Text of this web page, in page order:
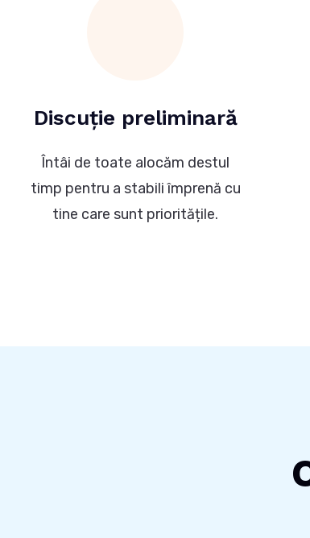
Discuție preliminară
Întâi de toate alocăm destul
timp pentru a stabili împrenă cu
tine care sunt prioritățile.